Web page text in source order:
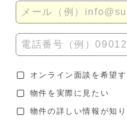
メール（例）
電話番号（例）
オンライン面談を希望す
物件を実際に見たい
物件の詳しい情報が知